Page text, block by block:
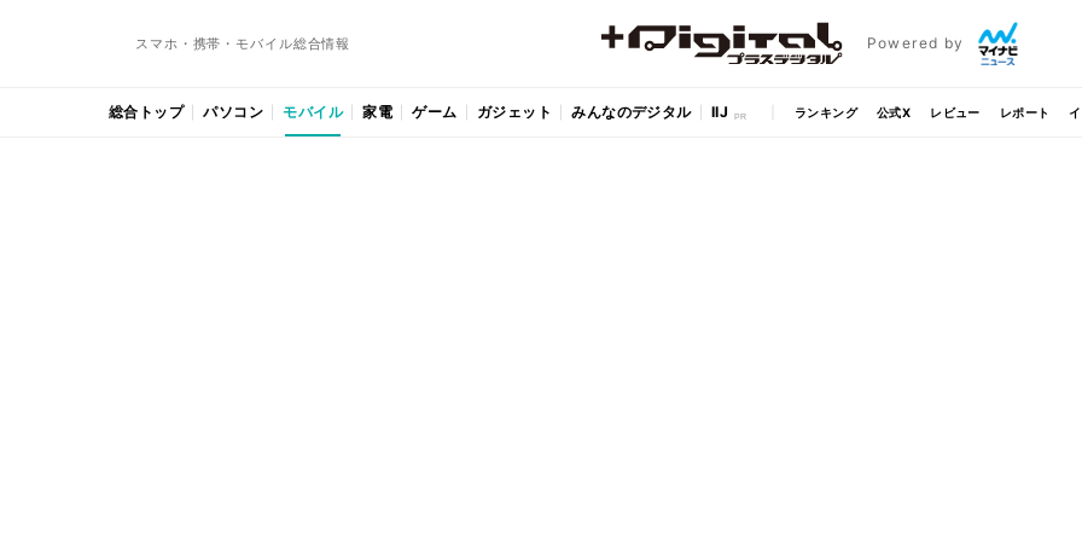
スマホ・携帯・モバイル総合情報 Powered by
総合トップ パソコン モバイル 家電 ゲーム ガジェット みんなのデジタル IIJ ランキング 公式X レビュー レポート